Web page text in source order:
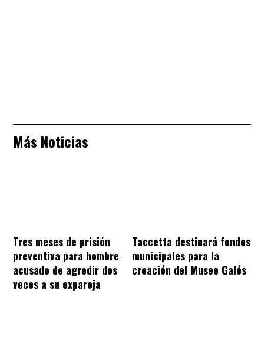
Más Noticias
Tres meses de prisión
preventiva para hombre
acusado de agredir dos
veces a su expareja
Taccetta destinará fondos
municipales para la
creación del Museo Galés